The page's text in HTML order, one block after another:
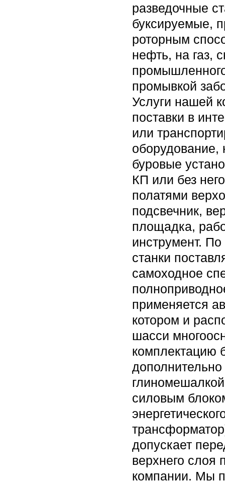
разведочные
буксируемые,
роторным
нефть, на газ,
промывкой
Услуги нашей
поставки в
или
оборудование,
буровые
КП или без
полатями
подсвечник,
площадка,
инструмент. По
станки
самоходное
применяется
котором и
шасси
комплектацию
силовым
допускает
верхнего слоя
компании. Мы